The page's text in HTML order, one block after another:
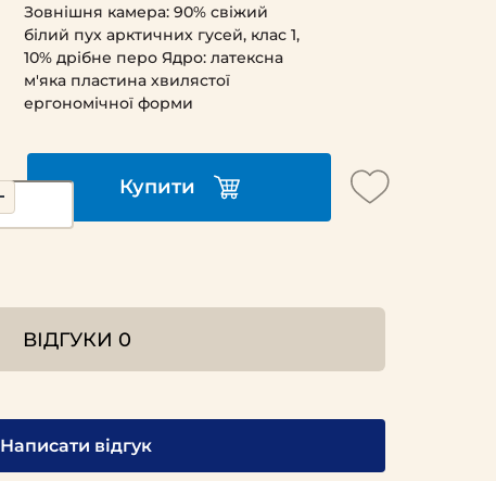
Купити
Зовнішня камера: 90% свіжий
білий пух арктичних гусей, клас 1,
10% дрібне перо Ядро: латексна
м'яка пластина хвилястої
ергономічної форми
ВІДГУКИ 0
Написати відгук